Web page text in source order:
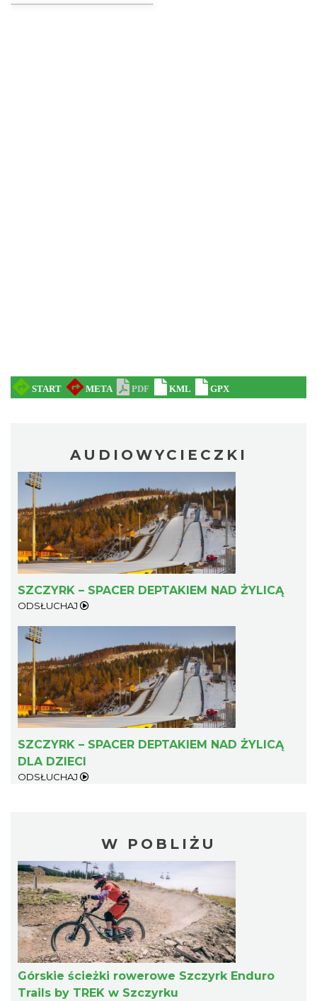
AUDIOWYCIECZKI
SZCZYRK – SPACER DEPTAKIEM NAD ŻYLICĄ
ODSŁUCHAJ
SZCZYRK – SPACER DEPTAKIEM NAD ŻYLICĄ
DLA DZIECI
ODSŁUCHAJ
W POBLIŻU
Górskie ścieżki rowerowe Szczyrk Enduro
Trails by TREK w Szczyrku